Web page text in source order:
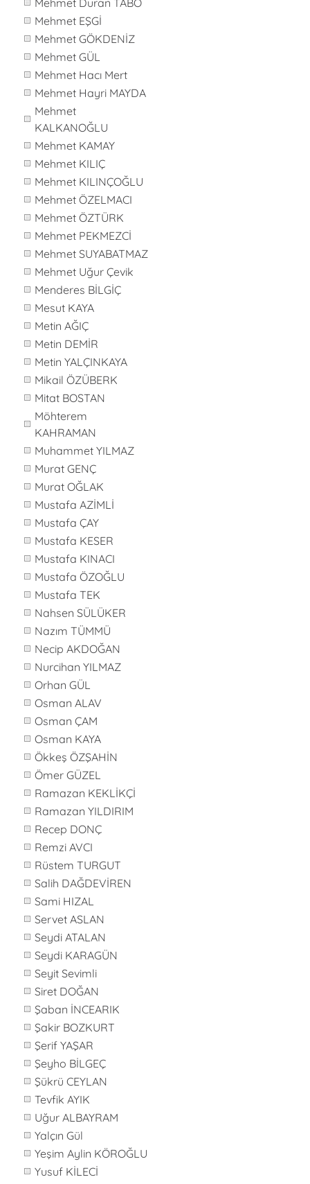
Mehmet Duran TABO
Mehmet EŞGİ
Mehmet GÖKDENİZ
Mehmet GÜL
Mehmet Hacı Mert
Mehmet Hayri MAYDA
Mehmet
KALKANOĞLU
Mehmet KAMAY
Mehmet KILIÇ
Mehmet KILINÇOĞLU
Mehmet ÖZELMACI
Mehmet ÖZTÜRK
Mehmet PEKMEZCİ
Mehmet SUYABATMAZ
Mehmet Uğur Çevik
Menderes BİLGİÇ
Mesut KAYA
Metin AĞIÇ
Metin DEMİR
Metin YALÇINKAYA
Mikail ÖZÜBERK
Mitat BOSTAN
Möhterem
KAHRAMAN
Muhammet YILMAZ
Murat GENÇ
Murat OĞLAK
Mustafa AZİMLİ
Mustafa ÇAY
Mustafa KESER
Mustafa KINACI
Mustafa ÖZOĞLU
Mustafa TEK
Nahsen SÜLÜKER
Nazım TÜMMÜ
Necip AKDOĞAN
Nurcihan YILMAZ
Orhan GÜL
Osman ALAV
Osman ÇAM
Osman KAYA
Ökkeş ÖZŞAHİN
Ömer GÜZEL
Ramazan KEKLİKÇİ
Ramazan YILDIRIM
Recep DONÇ
Remzi AVCI
Rüstem TURGUT
Salih DAĞDEVİREN
Sami HIZAL
Servet ASLAN
Seydi ATALAN
Seydi KARAGÜN
Seyit Sevimli
Siret DOĞAN
Şaban İNCEARIK
Şakir BOZKURT
Şerif YAŞAR
Şeyho BİLGEÇ
Şükrü CEYLAN
Tevfik AYIK
Uğur ALBAYRAM
Yalçın Gül
Yeşim Aylin KÖROĞLU
Yusuf KİLECİ